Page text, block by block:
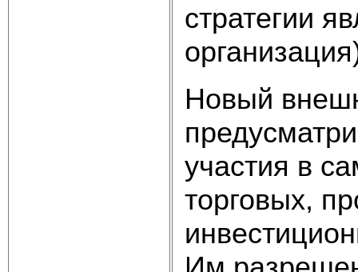
стратегии
Новый
участия в
торговых,